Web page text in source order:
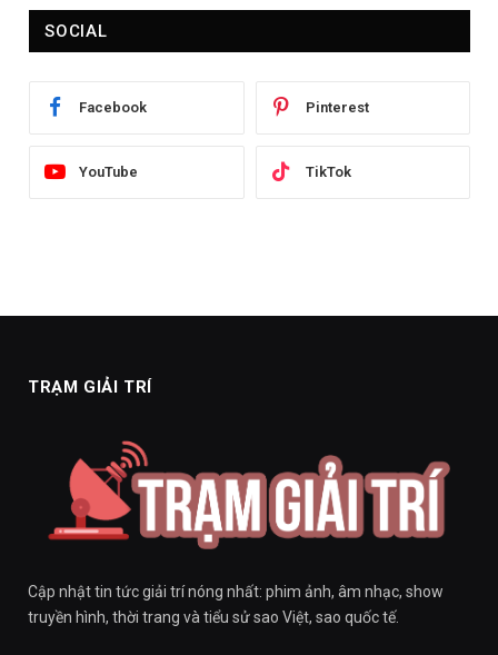
SOCIAL
Facebook Pinterest
YouTube TikTok
TRẠM GIẢI TRÍ
Cập nhật tin tức giải trí nóng nhất: phim ảnh, âm nhạc, show
truyền hình, thời trang và tiểu sử sao Việt, sao quốc tế.